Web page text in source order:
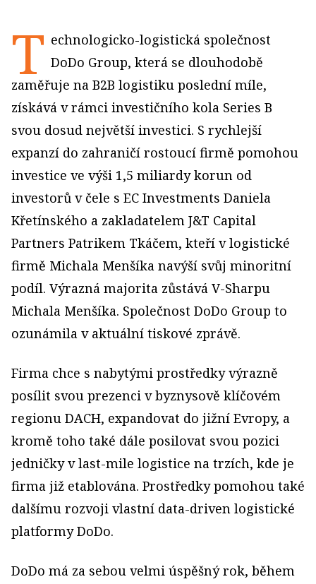
T echnologicko-logistická společnost
DoDo Group, která se dlouhodobě
zaměřuje na B2B logistiku poslední míle,
získává v rámci investičního kola Series B
svou dosud největší investici. S rychlejší
expanzí do zahraničí rostoucí firmě pomohou
investice ve výši 1,5 miliardy korun od
investorů v čele s EC Investments Daniela
Křetínského a zakladatelem J&T Capital
Partners Patrikem Tkáčem, kteří v logistické
firmě Michala Menšíka navýší svůj minoritní
podíl. Výrazná majorita zůstává V-Sharpu
Michala Menšíka. Společnost DoDo Group to
ozunámila v aktuální tiskové zprávě.
Firma chce s nabytými prostředky výrazně
posílit svou prezenci v byznysově klíčovém
regionu DACH, expandovat do jižní Evropy, a
kromě toho také dále posilovat svou pozici
jedničky v last-mile logistice na trzích, kde je
firma již etablována. Prostředky pomohou také
dalšímu rozvoji vlastní data-driven logistické
platformy DoDo.
DoDo má za sebou velmi úspěšný rok, během